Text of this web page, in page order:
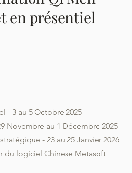
en présentiel
- 3 au 5 Octobre 2025
Novembre au 1 Décembre 2025
- 23 au 25 Janvier 2026
du logiciel Chinese Metasoft